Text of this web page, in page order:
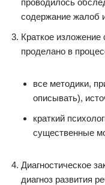
проводилось
содержание жалоб
Краткое
проделано в
все методики,
описывать),
краткий
существенные
Диагностическое
диагноз развития